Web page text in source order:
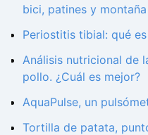
bici, patines y montaña
Periostitis tibial: qué
Análisis nutricional de
pollo. ¿Cuál es mejor?
AquaPulse, un
Tortilla de patata,